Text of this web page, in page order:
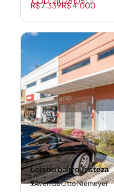
R$ 7.339R$ 4.000
Loja no bairro Tristeza
Avenida Otto Niemeyer